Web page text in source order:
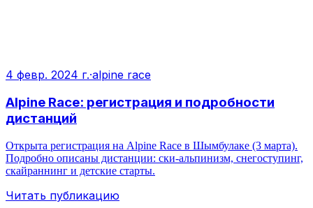
4 февр. 2024 г.·alpine race
Alpine Race: регистрация и подробности
дистанций
Открыта регистрация на Alpine Race в Шымбулаке (3 марта).
Подробно описаны дистанции: ски‑альпинизм, снегоступинг,
скайраннинг и детские старты.
Читать публикацию